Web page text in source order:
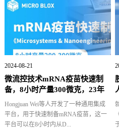
2024-08-21
微流控技术mRNA疫苗快速制
备，8小时产量300微克，23年
发表《M...
Hongjuan Wei等人开发了一种通用集成
平台，用于快速制备mRNA疫苗，这一
平台可以在8小时内从D...